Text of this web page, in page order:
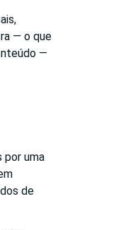
— o que
—
por uma
de